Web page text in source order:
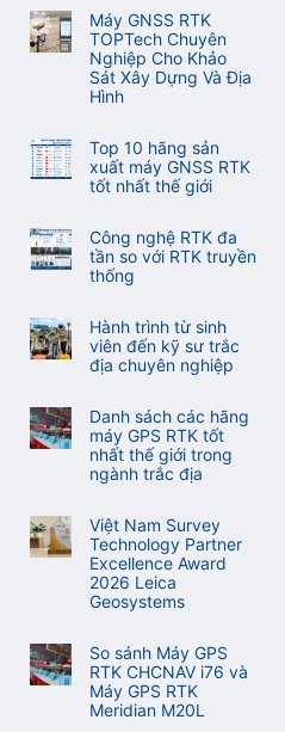
lấy
nét
khi
đo
Laser
Meridian
M25
và
M20L
2
Camera)
dẫn
sử
dụng
phần
mềm
Meridian
có
bình
luận
ở
Hướng
dẫn
dụng
phần
mềm
4.2
VN
Máy GNSS RTK
TOPTech Chuyên
Nghiệp Cho Khảo
Sát Xây Dựng Và Địa
Hình
có
bình
luận
ở
GNSS
RTK
TOPTech
Chuyên
Cho
Khảo
Sát
Dựng
Và
Địa
Hình
Top 10 hãng sản
xuất máy GNSS RTK
tốt nhất thế giới
có
bình
luận
ở
10
hãng
sản
xuất
GNSS
RTK
tốt
nhất
giới
Công nghệ RTK đa
tần so với RTK truyền
thống
có
bình
luận
ở
nghệ
RTK
đa
tần
so
RTK
truyền
thống
Hành trình từ sinh
viên đến kỹ sư trắc
địa chuyên nghiệp
có
bình
luận
ở
Hành
từ
sinh
viên
đến
kỹ
địa
chuyên
nghiệp
Danh sách các hãng
máy GPS RTK tốt
nhất thế giới trong
ngành trắc địa
có
bình
luận
ở
Danh
sách
hãng
máy
GPS
RTK
Việt Nam Survey
Technology Partner
Excellence Award
2026 Leica
Geosystems
có
bình
luận
ở
Việt
So sánh Máy GPS
RTK CHCNAV i76 và
Máy GPS RTK
Meridian M20L